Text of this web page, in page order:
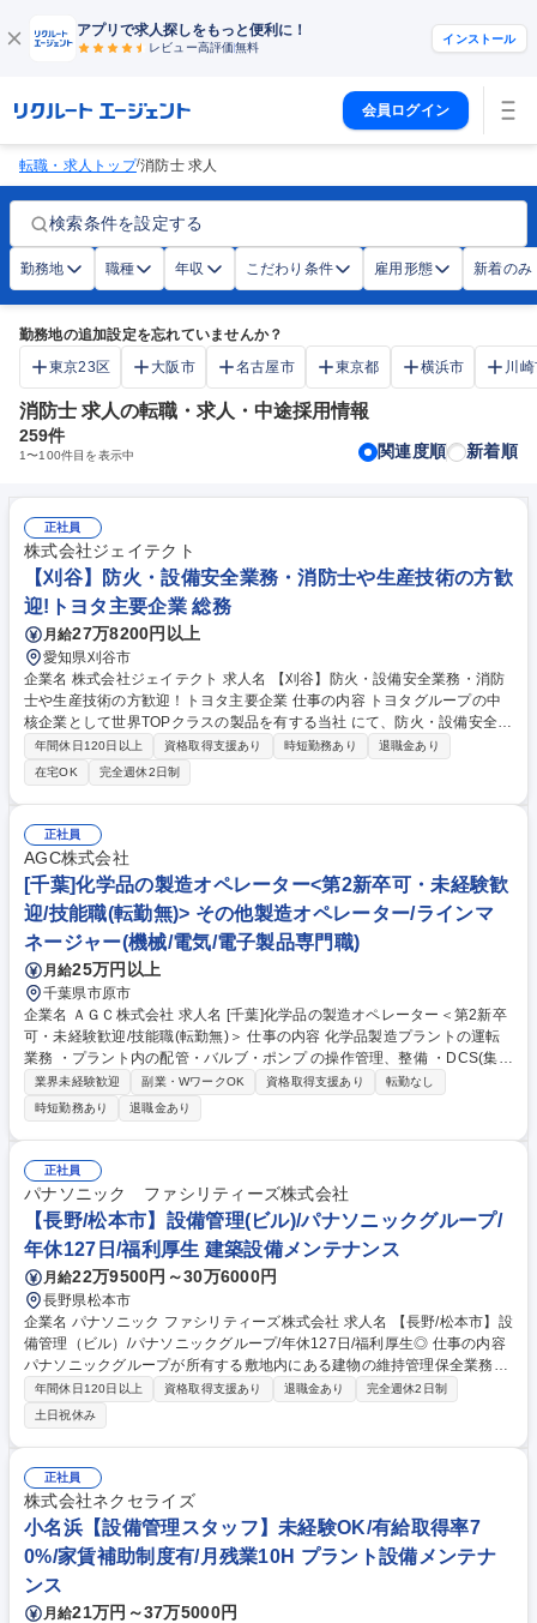
アプリで求人探しをもっと便利に！
レビュー高評価無料
インストール
会員ログイン
転職・求人トップ/消防士 求人
検索条件を設定する
勤務地 職種 年収 こだわり条件 雇用形態 新着のみ
勤務地の追加設定を忘れていませんか？
東京23区
大阪市 名古屋市 東京都 横浜市 川
消防士 求人の転職・求人・中途採用情報
259件
1〜100件目を表示中 関連度順 新着順
正社員
株式会社ジェイテクト
【刈谷】防火・設備安全業務・消防士や生産技術の方歓
迎!トヨタ主要企業 総務
月給27万8200円以上
愛知県刈谷市
企業名 株式会社ジェイテクト 求人名 【刈谷】防火・設備安全業務・消防
士や生産技術の方歓迎！トヨタ主要企業 仕事の内容 トヨタグループの中
核企業として世界TOPクラスの製品を有する当社 にて、防火・設備安全業
務をお任せします。 防火関係業務：消防法対応等 設備安全業務：社内設
備安全規程整備等 募集職種 【刈谷】防火・設備安全業務・消防士や生産
技術の方歓迎！トヨタ主要企業
年間休日120日以上 資格取得支援あり 時短勤務あり
退職金あり
在宅OK
完全週休2日制
正社員
AGC株式会社
[千葉]化学品の製造オペレーター<第2新卒可・未経験歓
迎/技能職(転勤無)> その他製造オペレーター/ラインマ
ネージャー(機械/電気/電子製品専門職)
月給25万円以上
千葉県市原市
企業名 ＡＧＣ株式会社 求人名 [千葉]化学品の製造オペレーター＜第2新卒
可・未経験歓迎/技能職(転勤無)＞ 仕事の内容 化学品製造プラントの運転
業務 ・プラント内の配管・バルブ・ポンプ の操作管理、整備 ・DCS(集中
管理システム)を用いた遠隔操作 ・工場内 パトロールによる製造の管理と
保守業務等をお任せします。 【交代勤務について】下記サイクルでの二交
代勤務となります。 1勤／7：20～17：30⇒2勤／17：20～0：00⇒3勤／
0：00～7：30⇒休日 ※シフト例：1勤→2勤→3勤→休日 （通常2・3勤は
連続勤務）土日祝日関わらず、上記4日間を1つの周期とした勤務となりま
す。 【職制について】総合職ではなく、現場業務が中心の一般職(技能職)
での 採用です。転勤なく、腰を据えて働くことが可能です。 募集職種 [千
葉]化学品の製造オペレーター＜第2新卒可・未経験歓迎/技能職(転勤無)＞
業界未経験歓迎 副業・WワークOK 資格取得支援あり
転勤なし
時短勤務あり
退職金あり
正社員
パナソニック ファシリティーズ株式会社
【長野/松本市】設備管理(ビル)/パナソニックグループ/
年休127日/福利厚生 建築設備メンテナンス
月給22万9500円～30万6000円
長野県松本市
企業名 パナソニック ファシリティーズ株式会社 求人名 【長野/松本市】設
備管理（ビル）/パナソニックグループ/年休127日/福利厚生◎ 仕事の内容
パナソニックグループが所有する敷地内にある建物の維持管理保全業務を
お任せいたします。年間休日127日(土日祝・完全週休二日制)で残業20h/
月程度です。働き方を改善したい技術者の方はぜひご応募ください。 ■建
物における機械設備（空調・給排水衛生） ■電気設備、防災設備などの日
常・定期・法定点検業務 ■運転監視、計器類チェック ■保全、修繕作業等
※建物の改変を伴う業務は含まない 募集職種 【長野/松本市】設備管理
（ビル）/パナソニックグループ/年休127日/福利厚生◎
年間休日120日以上 資格取得支援あり 退職金あり
完全週休2日制
土日祝休み
正社員
株式会社ネクセライズ
小名浜【設備管理スタッフ】未経験OK/有給取得率7
0%/家賃補助制度有/月残業10H プラント設備メンテナ
ンス
月給21万円～37万5000円